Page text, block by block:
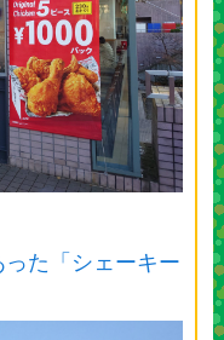
った「シェーキー